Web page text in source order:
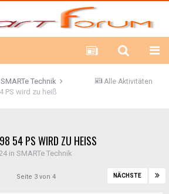
Alle Aktivitäten
SMARTe Technik
PS wird zu heiß
54 PS WIRD ZU HEISS
in SMARTe Technik
NÄCHSTE
Seite 3 von 4